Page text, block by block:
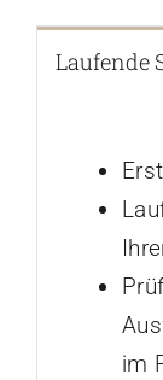
Laufende
im